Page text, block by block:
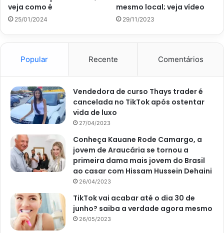
informa que essa bebida traz benefícios. Assim, de acordo
com Roberta, ela possui componentes estimulantes e café
foco.
Reportagem sobre os efeitos dos chás – Imagem extraída so site
redeglobo.globo.com
veja como é
25/01/2024
mesmo local; veja vídeo
29/11/2023
Popular Recente Comentários
Vendedora de curso Thays trader é
cancelada no TikTok após ostentar
vida de luxo
27/04/2023
Conheça Kauane Rode Camargo, a
jovem de Araucária se tornou a
primeira dama mais jovem do Brasil
ao casar com Hissam Hussein Dehaini
26/04/2023
TikTok vai acabar até o dia 30 de
junho? saiba a verdade agora mesmo
26/05/2023